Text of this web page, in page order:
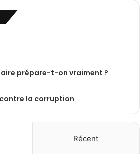
prépare-t-on vraiment ?
la corruption
Récent